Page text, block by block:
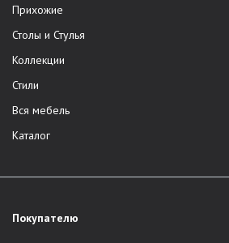
Прихожие
Столы и Стулья
Коллекции
Стили
Вся мебель
Каталог
Покупателю